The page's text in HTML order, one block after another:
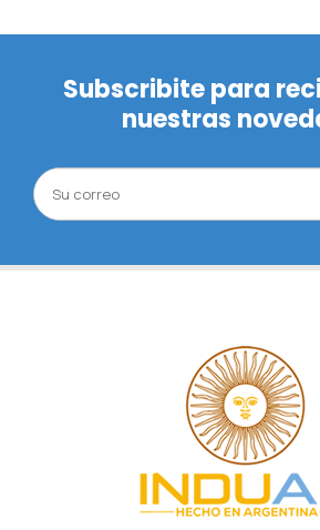
Subscribite para
nuestras